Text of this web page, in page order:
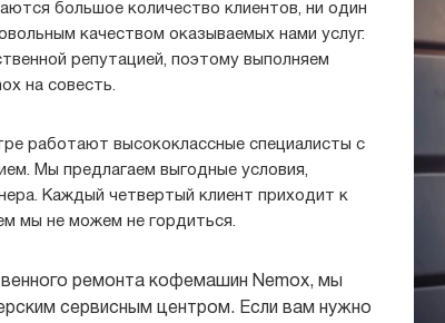
большое количество клиентов, ни один
качеством оказываемых нами услуг.
репутацией, поэтому выполняем
на совесть.
работают высококлассные специалисты с
Мы предлагаем выгодные условия,
Каждый четвертый клиент приходит к
мы не можем не гордиться.
ремонта кофемашин Nemox, мы
сервисным центром. Если вам нужно